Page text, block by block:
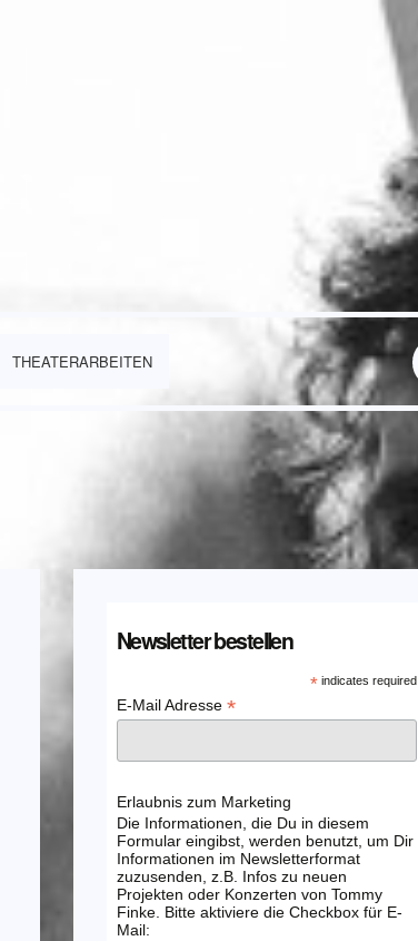
THEATERARBEITEN
Newsletter bestellen
*indicates required
E-Mail Adresse *
Erlaubnis zum Marketing
Die Informationen, die Du in diesem
Formular eingibst, werden benutzt, um Dir
Informationen im Newsletterformat
zuzusenden, z.B. Infos zu neuen
Projekten oder Konzerten von Tommy
Finke. Bitte aktiviere die Checkbox für E-
Mail: